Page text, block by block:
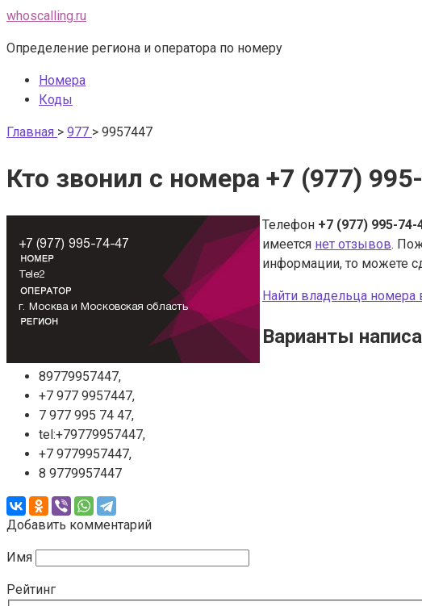
Перейти
контенту
whoscalling.ru
Определение региона и оператора по номеру
Номера
Коды
Главная > 977 > 9957447
Кто звонил с номера +7 (977)
Телефон +7 (977) 995-74-
имеется нет отзывов.
информации, то можете
Найти владельца номера
Варианты
89779957447,
+7 977 9957447,
7 977 995 74 47,
tel:+79779957447,
+7 9779957447,
8 9779957447
Добавить комментарий
Имя
Рейтинг